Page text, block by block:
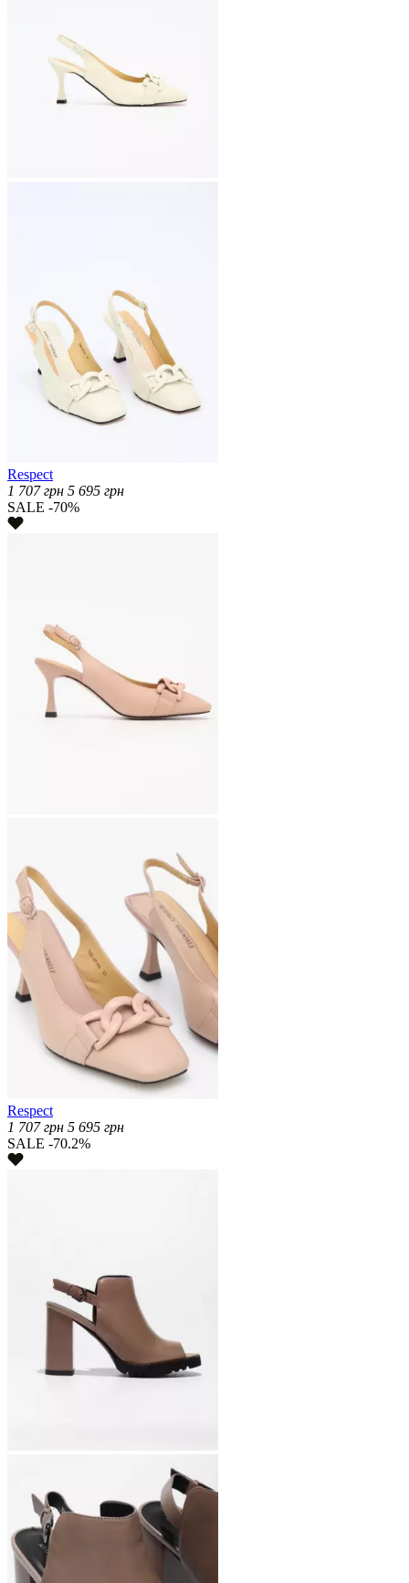
Respect
1 707грн 5 695 грн
SALE -70%
Respect
1 707грн 5 695 грн
SALE -70.2%